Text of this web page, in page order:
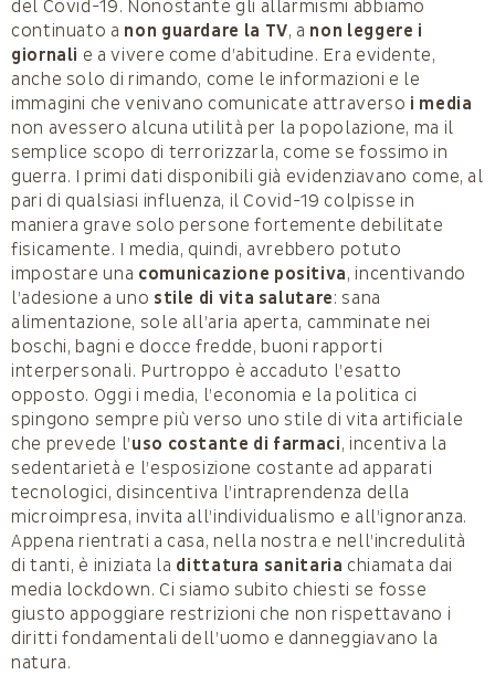
del Covid-19. Nonostante gli allarmismi abbiamo
continuato a non guardare la TV, a non leggere i
giornali e a vivere come d’abitudine. Era evidente,
anche solo di rimando, come le informazioni e le
immagini che venivano comunicate attraverso i media
non avessero alcuna utilità per la popolazione, ma il
semplice scopo di terrorizzarla, come se fossimo in
guerra. I primi dati disponibili già evidenziavano come, al
pari di qualsiasi influenza, il Covid-19 colpisse in
maniera grave solo persone fortemente debilitate
fisicamente. I media, quindi, avrebbero potuto
impostare una comunicazione positiva, incentivando
l’adesione a uno stile di vita salutare: sana
alimentazione, sole all’aria aperta, camminate nei
boschi, bagni e docce fredde, buoni rapporti
interpersonali. Purtroppo è accaduto l’esatto
opposto. Oggi i media, l’economia e la politica ci
spingono sempre più verso uno stile di vita artificiale
che prevede l’uso costante di farmaci, incentiva la
sedentarietà e l’esposizione costante ad apparati
tecnologici, disincentiva l’intraprendenza della
microimpresa, invita all’individualismo e all’ignoranza.
Appena rientrati a casa, nella nostra e nell’incredulità
di tanti, è iniziata la dittatura sanitaria chiamata dai
media lockdown. Ci siamo subito chiesti se fosse
giusto appoggiare restrizioni che non rispettavano i
diritti fondamentali dell’uomo e danneggiavano la
natura.